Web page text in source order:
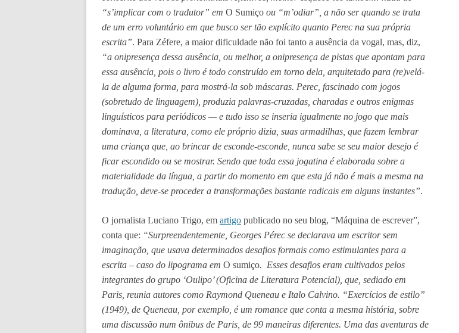
“s’implicar com o tradutor” em O Sumiço ou “m’odiar”, a não ser quando se trata
de um erro voluntário em que busco ser tão explícito quanto Perec na sua própria
escrita”. Para Zéfere, a maior dificuldade não foi tanto a ausência da vogal, mas, diz,
“a onipresença dessa ausência, ou melhor, a onipresença de pistas que apontam para
essa ausência, pois o livro é todo construído em torno dela, arquitetado para (re)velá-
la de alguma forma, para mostrá-la sob máscaras. Perec, fascinado com jogos
(sobretudo de linguagem), produzia palavras-cruzadas, charadas e outros enigmas
linguísticos para periódicos — e tudo isso se inseria igualmente no jogo que mais
dominava, a literatura, como ele próprio dizia, suas armadilhas, que fazem lembrar
uma criança que, ao brincar de esconde-esconde, nunca sabe se seu maior desejo é
ficar escondido ou se mostrar. Sendo que toda essa jogatina é elaborada sobre a
materialidade da língua, a partir do momento em que esta já não é mais a mesma na
tradução, deve-se proceder a transformações bastante radicais em alguns instantes”.
O jornalista Luciano Trigo, em artigo publicado no seu blog, “Máquina de escrever”,
conta que: “Surpreendentemente, Georges Pérec se declarava um escritor sem
imaginação, que usava determinados desafios formais como estimulantes para a
escrita – caso do lipograma em O sumiço. Esses desafios eram cultivados pelos
integrantes do grupo ‘Oulipo’ (Oficina de Literatura Potencial), que, sediado em
Paris, reunia autores como Raymond Queneau e Italo Calvino. “Exercícios de estilo”
(1949), de Queneau, por exemplo, é um romance que conta a mesma história, sobre
uma discussão num ônibus de Paris, de 99 maneiras diferentes. Uma das aventuras de